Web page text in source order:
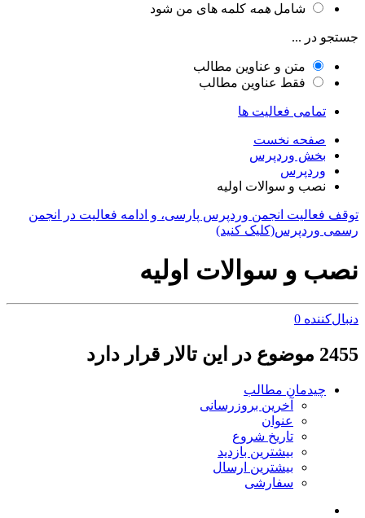
شامل همه کلمه های من شود
جستجو در ...
متن و عناوین مطالب
فقط عناوین مطالب
تمامی فعالیت ها
صفحه نخست
بخش وردپرس
وردپرس
نصب و سوالات اولیه
توقف فعالیت انجمن وردپرس پارسی، و ادامه فعالیت در انجمن
رسمی وردپرس(کلیک کنید)
نصب و سوالات اولیه
دنبال‌کننده 0
2455 موضوع در این تالار قرار دارد
چیدمان مطالب
آخرین بروزرسانی
عنوان
تاریخ شروع
بیشترین بازدید
بیشترین ارسال
سفارشی